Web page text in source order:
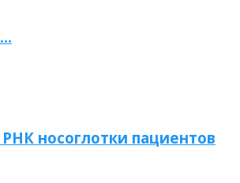
носоглотки пациентов